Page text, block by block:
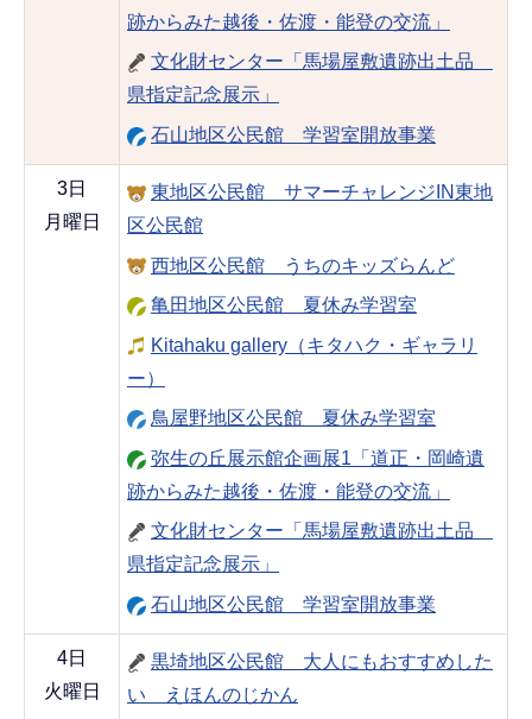
跡からみた越後・佐渡・能登の交流」
文化財センター「馬場屋敷遺跡出土品
県指定記念展示」
石山地区公民館 学習室開放事業
3日
月曜日
東地区公民館 サマーチャレンジIN東地
区公民館
西地区公民館 うちのキッズらんど
亀田地区公民館 夏休み学習室
Kitahaku gallery（キタハク・ギャラリ
ー）
鳥屋野地区公民館 夏休み学習室
弥生の丘展示館企画展1「道正・岡崎遺
跡からみた越後・佐渡・能登の交流」
文化財センター「馬場屋敷遺跡出土品
県指定記念展示」
石山地区公民館 学習室開放事業
4日
火曜日
黒埼地区公民館 大人にもおすすめした
い えほんのじかん